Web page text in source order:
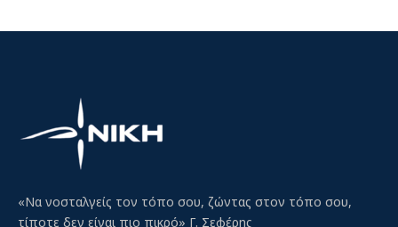
«Να νοσταλγείς τον τόπο σου, ζώντας στον τόπο σου,
τίποτε δεν είναι πιο πικρό» Γ. Σεφέρης